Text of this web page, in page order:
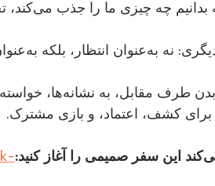
نشانه‌ها، خواسته‌ها و حساسیت‌های او.
کشف، اعتماد، و بازی مشترک.